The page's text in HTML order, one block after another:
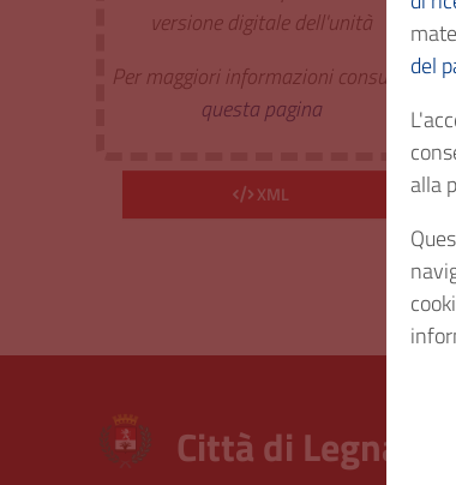
del
alla
versione digitale dell'unità
Per maggiori informazioni consulta
questa pagina
XML
Città di